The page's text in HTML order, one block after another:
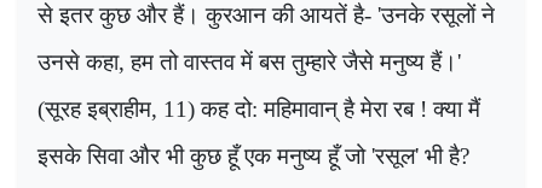
से इतर कुछ और हैं। कुरआन की आयतें है- 'उनके रसूलों ने
उनसे कहा,हम तो वास्तव में बस तुम्हारे जैसे मनुष्य हैं।'
(सूरह इब्राहीम, 11)कह दो: महिमावान् है मेरा रब ! क्या मैं
इसके सिवा और भी कुछ हूँ एक मनुष्य हूँ जो'रसूल' भी है?